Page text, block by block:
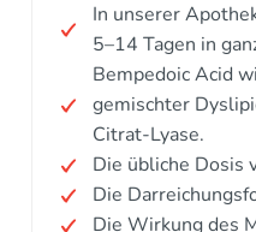
In unserer
5–14 Tagen in
Bempedoic Acid
gemischter
Citrat-Lyase.
Die übliche Dosis
Die
Die Wirkung des